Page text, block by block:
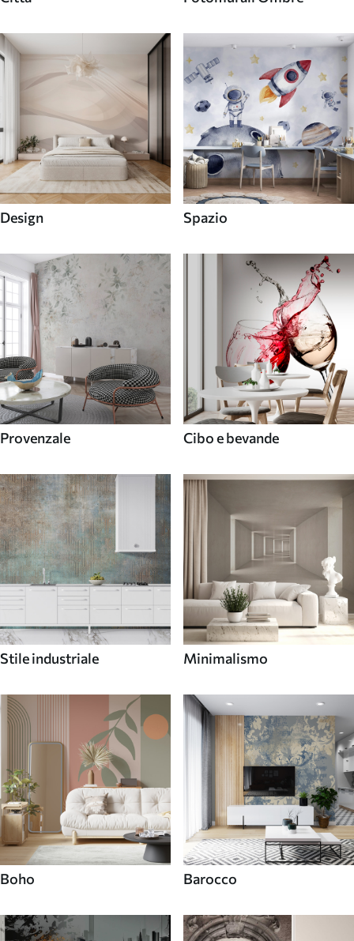
Design Spazio
Provenzale Cibo e bevande
Stile industriale Minimalismo
Boho Barocco